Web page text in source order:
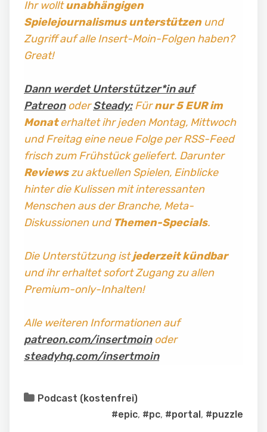
Ihr wolltunabhängigen
Spielejournalismus unterstützenund
Zugriff auf alle Insert-Moin-Folgen haben?
Great!
Dann werdet Unterstützer*in auf
PatreonoderSteady:Fürnur 5 EUR im
Monaterhaltet ihr jeden Montag, Mittwoch
und Freitag eine neue Folge per RSS-Feed
frisch zum Frühstück geliefert. Darunter
Reviewszu aktuellen Spielen, Einblicke
hinter die Kulissen mit interessanten
Menschen aus der Branche, Meta-
Diskussionen und Themen-Specials.
Die Unterstützung istjederzeit kündbar
und ihr erhaltet sofort Zugang zu allen
Premium-only-Inhalten!
Alle weiteren Informationen auf
patreon.com/insertmoinoder
steadyhq.com/insertmoin
Podcast (kostenfrei)
#epic, #pc, #portal, #puzzle